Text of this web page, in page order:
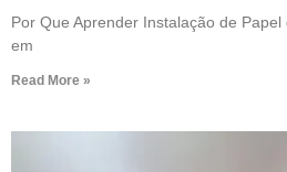
Por Que Aprender Instalação de
em
Read More »